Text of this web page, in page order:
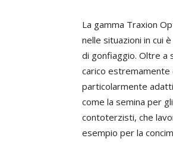
La gamma Traxion
nelle situazioni in cui
di gonfiaggio. Oltre a
carico estremamente
particolarmente
come la semina per
contoterzisti, che
esempio per la